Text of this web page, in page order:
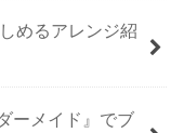
めるアレンジ紹
ーメイド』でブ